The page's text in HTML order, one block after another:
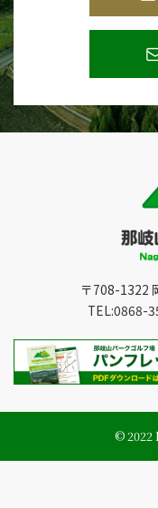
〒708-1322
TEL:0868-
© 2022